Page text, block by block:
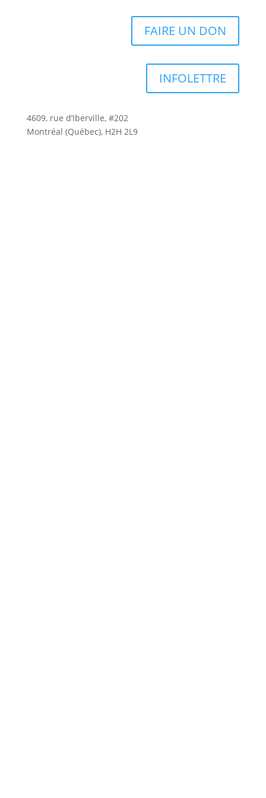
FAIRE UN DON
INFOLETTRE
4609, rue d’Iberville, #202
Montréal (Québec), H2H 2L9